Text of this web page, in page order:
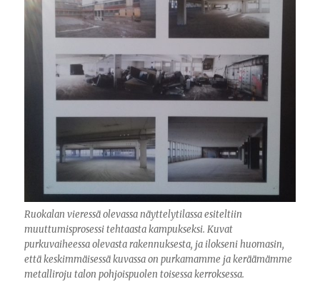
Ruokalan vieressä olevassa näyttelytilassa esiteltiin
muuttumisprosessi tehtaasta kampukseksi. Kuvat
purkuvaiheessa olevasta rakennuksesta, ja ilokseni huomasin,
että keskimmäisessä kuvassa on purkamamme ja keräämämme
metalliroju talon pohjoispuolen toisessa kerroksessa.